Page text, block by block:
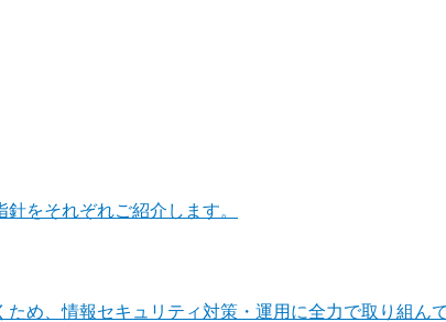
をそれぞれご紹介します。
め、情報セキュリティ対策・運用に全力で取り組んで